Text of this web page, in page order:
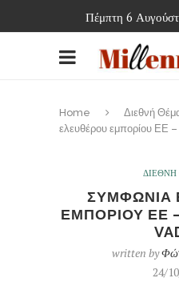
Πέμπτη 6
Home Διεθνή
ελευθέρου εμπορίου ΕΕ
ΣΥΜΦΩΝΙΑ
ΕΜΠΟΡΙΟΥ ΕΕ
written by
24/